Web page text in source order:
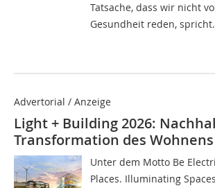
Tatsache, dass wir nicht
Gesundheit reden,
Advertorial / Anzeige
Light + Building 2026:
Transformation des Wohnens
Unter dem Motto Be
Places. Illuminating